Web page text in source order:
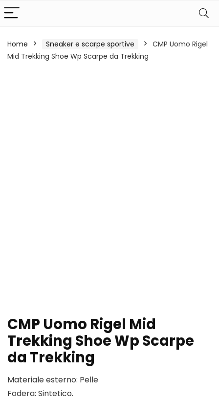
Home Sneaker e scarpe sportive
CMP Uomo Rigel
Mid Trekking Shoe Wp Scarpe da Trekking
CMP Uomo Rigel Mid
Trekking Shoe Wp Scarpe
da Trekking
Materiale esterno: Pelle
Fodera: Sintetico.